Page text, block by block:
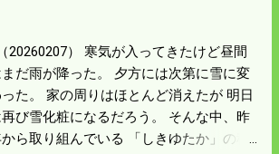
活できている。 僕らの積雪50㎝は普通の
だ。
20260207） 寒気が入ってきたけど昼間
だ雨が降った。 夕方には次第に雪に変
た。 家の周りはほとんど消えたが 明日
び雪化粧になるだろう。 そんな中、昨
ら取り組んでいる 「しきゆたか」の種